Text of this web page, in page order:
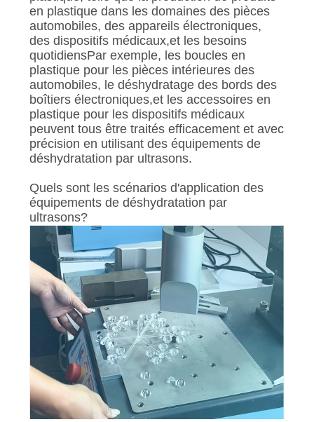
en plastique dans les domaines des pièces
automobiles, des appareils électroniques,
des dispositifs médicaux,et les besoins
quotidiensPar exemple, les boucles en
plastique pour les pièces intérieures des
automobiles, le déshydratage des bords des
boîtiers électroniques,et les accessoires en
plastique pour les dispositifs médicaux
peuvent tous être traités efficacement et avec
précision en utilisant des équipements de
déshydratation par ultrasons.
Quels sont les scénarios d'application des
équipements de déshydratation par
ultrasons?